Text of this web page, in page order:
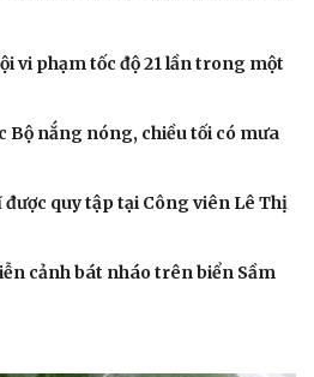
vi phạm tốc độ 21 lần trong một
Bộ nắng nóng, chiều tối có mưa
quy tập tại Công viên Lê Thị
cảnh bát nháo trên biển Sầm